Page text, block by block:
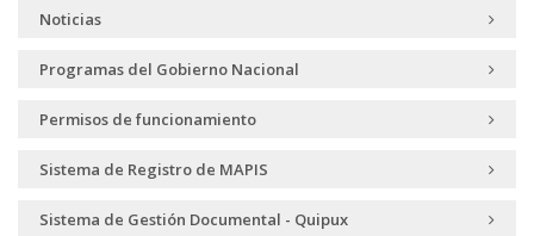
Noticias
Programas del Gobierno Nacional
Permisos de funcionamiento
Sistema de Registro de MAPIS
Sistema de Gestión Documental - Quipux